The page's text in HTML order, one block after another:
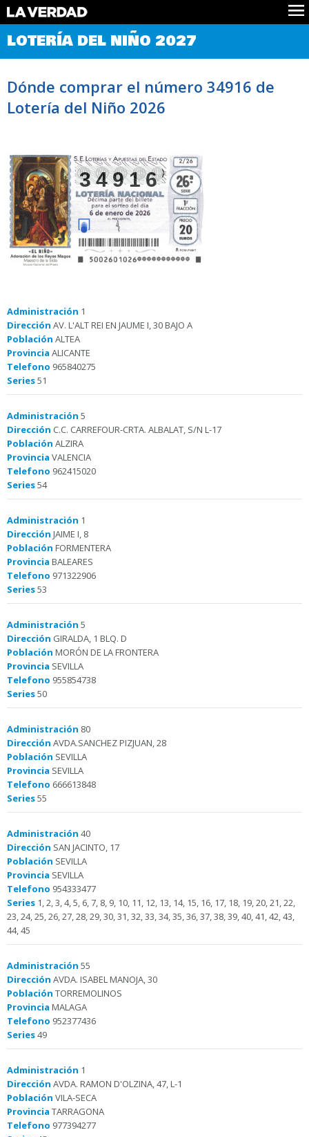
Comprobar Loteria del Niño
Premios
Noticias
Datos
LOTERÍA DEL NIÑO 2027
Dónde comprar el número 34916 de
Lotería del Niño 2026
34916
Administración 1
Dirección AV. L'ALT REI EN JAUME I, 30 BAJO A
Población ALTEA
Provincia ALICANTE
Telefono 965840275
Series51
Administración 5
Dirección C.C. CARREFOUR-CRTA. ALBALAT, S/N L-17
Población ALZIRA
Provincia VALENCIA
Telefono 962415020
Series54
Administración 1
Dirección JAIME I, 8
Población FORMENTERA
Provincia BALEARES
Telefono 971322906
Series53
Administración 5
Dirección GIRALDA, 1 BLQ. D
Población MORÓN DE LA FRONTERA
Provincia SEVILLA
Telefono 955854738
Series50
Administración 80
Dirección AVDA.SANCHEZ PIZJUAN, 28
Población SEVILLA
Provincia SEVILLA
Telefono 666613848
Series55
Administración 40
Dirección SAN JACINTO, 17
Población SEVILLA
Provincia SEVILLA
Telefono 954333477
Series 1, 2, 3, 4, 5, 6, 7, 8, 9, 10, 11, 12, 13, 14, 15, 16, 17, 18, 19, 20, 21, 22,
23, 24, 25, 26, 27, 28, 29, 30, 31, 32, 33, 34, 35, 36, 37, 38, 39, 40, 41, 42, 43,
44, 45
Administración 55
Dirección AVDA. ISABEL MANOJA, 30
Población TORREMOLINOS
Provincia MALAGA
Telefono 952377436
Series49
Administración 1
Dirección AVDA. RAMON D'OLZINA, 47, L-1
Población VILA-SECA
Provincia TARRAGONA
Telefono 977394277